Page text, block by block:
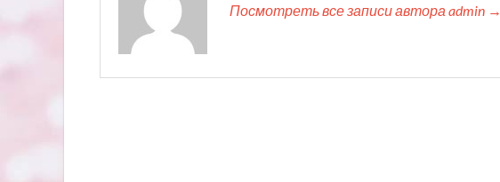
Посмотреть все записи автора admin →